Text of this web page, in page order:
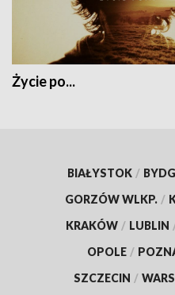
Życie po...
BIAŁYSTOK /
GORZÓW WLKP. /
KRAKÓW / LUBLIN
OPOLE /
SZCZECIN /